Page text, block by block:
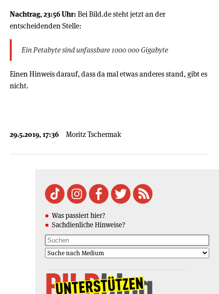
Nachtrag, 23:56 Uhr: Bei Bild.de steht jetzt an der
entscheidenden Stelle:
Ein Petabyte sind unfassbare 1000 000 Gigabyte
Einen Hinweis darauf, dass da mal etwas anderes stand, gibt es
nicht.
29.5.2019, 17:36 Moritz Tschermak
Was passiert hier?
Sachdienliche Hinweise?